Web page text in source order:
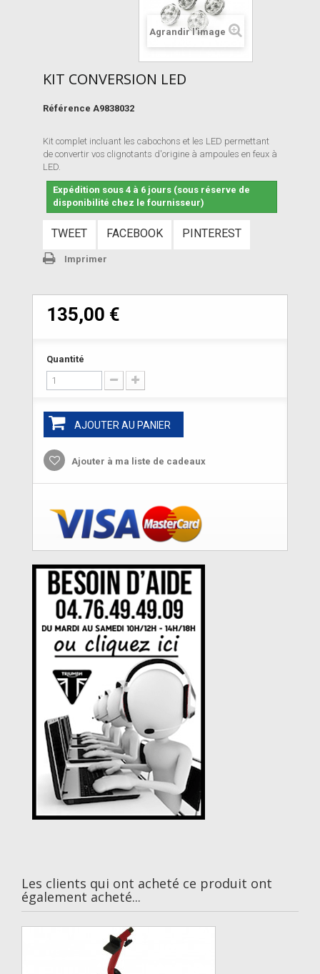
Agrandir l'image
KIT CONVERSION LED
Référence A9838032
Kit complet incluant les cabochons et les LED permettant
de convertir vos clignotants d'origine à ampoules en feux à
LED.
Expédition sous 4 à 6 jours (sous réserve de
disponibilité chez le fournisseur)
TWEET FACEBOOK PINTEREST
Imprimer
135,00 €
Quantité
AJOUTER AU PANIER
Ajouter à ma liste de cadeaux
Les clients qui ont acheté ce produit ont
également acheté...